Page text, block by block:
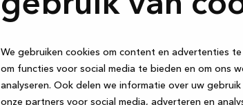
We gebruiken cookies om content en advertenties te
om functies voor social media te bieden en om ons
analyseren. Ook delen we informatie over uw
onze partners voor social media, adverteren en